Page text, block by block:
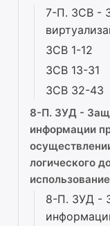
7-П. ЗСВ -
ЗСВ 1-12
ЗСВ 13-31
ЗСВ 32-43
8-П. ЗУД -
информации
логического
8-П. ЗУД -